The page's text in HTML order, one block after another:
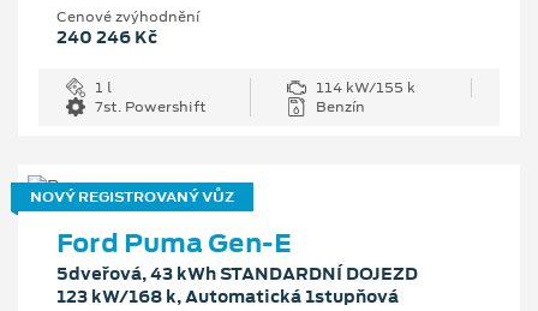
Cenové zvýhodnění
240 246 Kč
1 l
114 kW/155 k
7st. Powershift
Benzín
NOVÝ REGISTROVANÝ VŮZ
Ford Puma Gen-E
5dveřová, 43 kWh STANDARDNÍ DOJEZD
123 kW/168 k, Automatická 1stupňová